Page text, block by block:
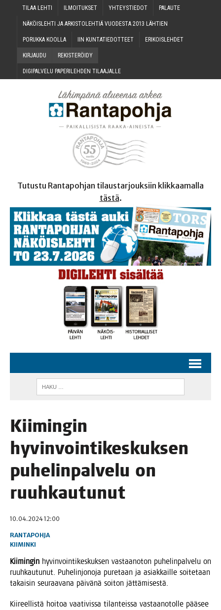
TILAA LEH­TI ILMOI­TUK­SET YHTEYS­TIE­DOT PALAU­TE
NÄKÖIS­LEH­TI JA ARKIS­TO­LEH­TIÄ VUO­DES­TA 2013 LÄHTIEN
PORUK­KA KOOLLA IIN KUN­TA­TIE­DOT­TEET ERI­KOIS­LEH­DET
KIR­JAU­DU REKIS­TE­RÖI­DY
DIGI­PAL­VE­LU PAPE­RI­LEH­DEN TILAAJALLE
Tutustu Rantapohjan tilaustarjouksiin klikkaamalla
tästä.
Kii­min­gin
hyvin­voin­ti­kes­kuk­sen
puhe­lin­pal­ve­lu on
ruuhkautunut
10.04.2024 12:00
RANTAPOHJA
KIIMINKI
Kii­min­gin hyvin­voin­ti­kes­kuk­sen vas­taan­o­ton puhe­lin­pal­ve­lu on
ruuh­kau­tu­nut. Puhe­lin­jo­no­ja pure­taan ja asiak­kail­le soi­te­taan
takai­sin seu­raa­va­na päi­vä­nä soi­ton jättämisestä.
Kii­reel­lis­tä hoi­toa vaa­ti­vis­sa tilan­teis­sa vas­taa­no­tol­le pää­see